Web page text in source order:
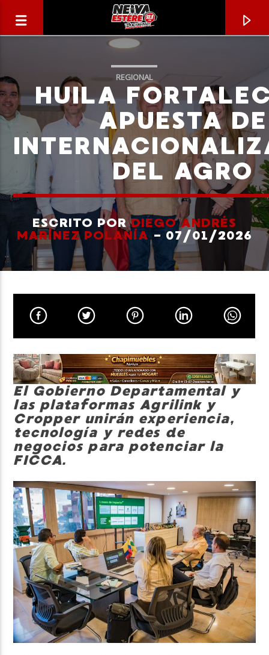
CANCIÓN ACTUAL
TÍTULO
ARTISTA
Neiva Estereo
REGIONAL
HUILA
APUESTA DE
DEL AGRO
ESCRITO PORDIEGO ANDRÉS
MARÍNEZ POLANÍA- 07/01/2026
El Gobierno Departamental y
las plataformas Agrilink y
Cropper unirán experiencia,
tecnología y redes de
negocios para potenciar la
FICCA.